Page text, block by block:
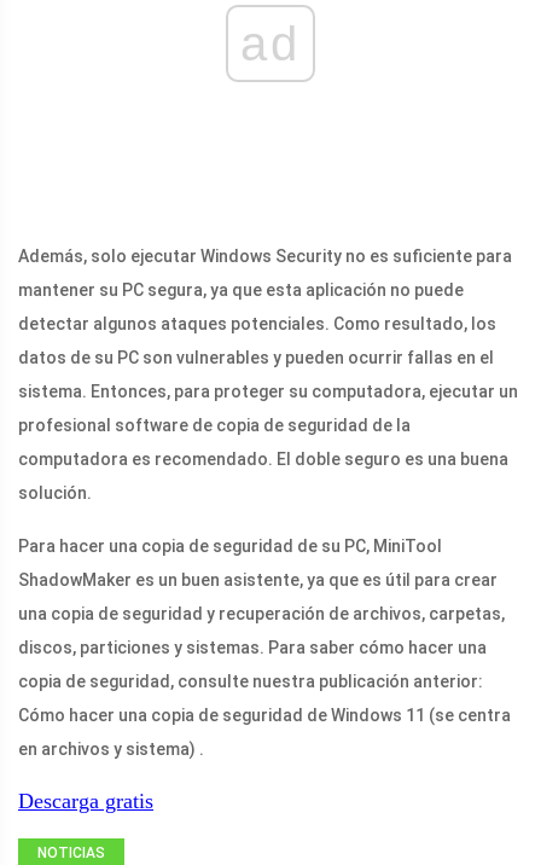
ad
Además, solo ejecutar Windows Security no es suficiente para
mantener su PC segura, ya que esta aplicación no puede
detectar algunos ataques potenciales. Como resultado, los
datos de su PC son vulnerables y pueden ocurrir fallas en el
sistema. Entonces, para proteger su computadora, ejecutar un
profesional software de copia de seguridad de la
computadora es recomendado. El doble seguro es una buena
solución.
Para hacer una copia de seguridad de su PC, MiniTool
ShadowMaker es un buen asistente, ya que es útil para crear
una copia de seguridad y recuperación de archivos, carpetas,
discos, particiones y sistemas. Para saber cómo hacer una
copia de seguridad, consulte nuestra publicación anterior:
Cómo hacer una copia de seguridad de Windows 11 (se centra
en archivos y sistema) .
Descarga gratis
NOTICIAS